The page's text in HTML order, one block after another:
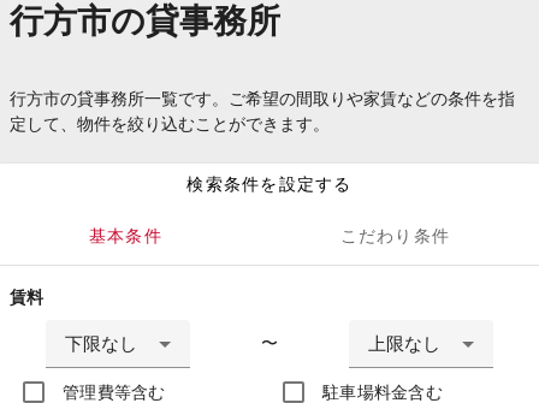
行方市の貸事務所
行方市の貸事務所一覧です。ご希望の間取りや家賃などの条件を指
定して、物件を絞り込むことができます。
検索条件を設定する
基本条件 こだわり条件
賃料
下限なし 〜 上限なし
管理費等含む 駐車場料金含む